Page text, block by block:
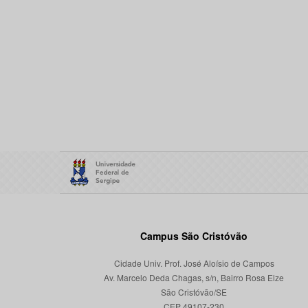
Campus São Cristóvão
Cidade Univ. Prof. José Aloísio de Campos
Av. Marcelo Deda Chagas, s/n, Bairro Rosa Elze
São Cristóvão/SE